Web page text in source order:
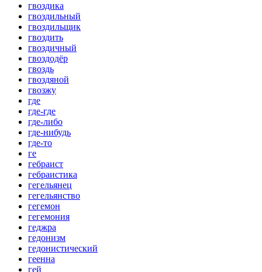
гвоздика
гвоздильный
гвоздильщик
гвоздить
гвоздичный
гвоздодёр
гвоздь
гвоздяной
гвозжу
где
где-где
где-либо
где-нибудь
где-то
ге
гебраист
гебраистика
гегельянец
гегельянство
гегемон
гегемония
геджра
гедонизм
гедонистический
геенна
гей